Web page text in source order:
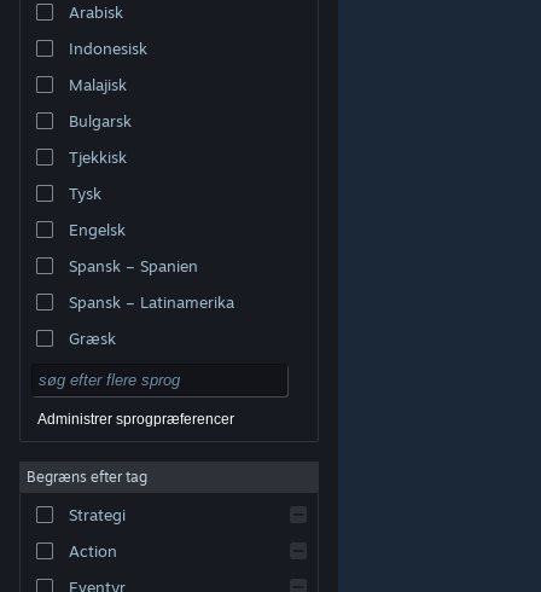
varemærker tilhører deres respektive indehavere i USA
Tilgængelighed
Refunderinger|
Arabisk
Indonesisk
Malajisk
Bulgarsk
Tjekkisk
Tysk
Engelsk
Spansk – Spanien
Spansk – Latinamerika
Græsk
Administrer sprogpræferencer
Begræns efter tag
Strategi
Action
Eventyr